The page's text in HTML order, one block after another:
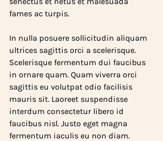
fames ac turpis.
In nulla posuere sollicitudin aliquam
ultrices sagittis orci a scelerisque.
Scelerisque fermentum dui faucibus
in ornare quam. Quam viverra orci
sagittis eu volutpat odio facilisis
mauris sit. Laoreet suspendisse
interdum consectetur libero id
faucibus nisl. Justo eget magna
fermentum iaculis eu non diam.